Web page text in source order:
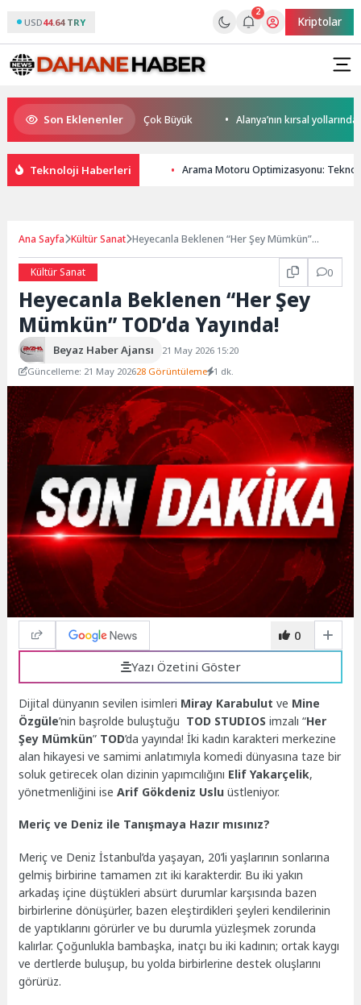
USD44.64 TRY
2
Kriptolar
Son Eklenenler
Rekabet Potansiyeli Çok Büyük Alanya’nın kırsal yollarında
Teknoloji Haberleri Arama Motoru Optimizasyonu:
Ana Sayfa Kültür Sanat Heyecanla Beklenen “Her Şey Mümkün”
Kültür Sanat
0
Heyecanla Beklenen “Her Şey
Mümkün” TOD’da Yayında!
Beyaz Haber Ajansı
21 May 2026 15:20
Güncelleme: 21 May 202628 Görüntüleme 1 dk.
0
Yazı Özetini Göster
Dijital dünyanın sevilen isimleri Miray Karabulut ve Mine
Özgüle’nin başrolde buluştuğu TOD STUDIOS imzalı “Her
Şey Mümkün” TOD’da yayında! İki kadın karakteri merkezine
alan hikayesi ve samimi anlatımıyla komedi dünyasına taze bir
soluk getirecek olan dizinin yapımcılığını Elif Yakarçelik,
yönetmenliğini iseArif Gökdeniz Uslu üstleniyor.
Meriç ve Deniz ile Tanışmaya Hazır mısınız?
Meriç ve Deniz İstanbul’da yaşayan, 20’li yaşlarının sonlarına
gelmiş birbirine tamamen zıt iki karakterdir. Bu iki yakın
arkadaş içine düştükleri absürt durumlar karşısında bazen
birbirlerine dönüşürler, bazen eleştirdikleri şeyleri kendilerinin
de yaptıklarını görürler ve bu durumla yüzleşmek zorunda
kalırlar. Çoğunlukla bambaşka, inatçı bu iki kadının; ortak kaygı
ve dertlerde buluşup, bu yolda birbirlerine destek oluşlarını
görürüz.